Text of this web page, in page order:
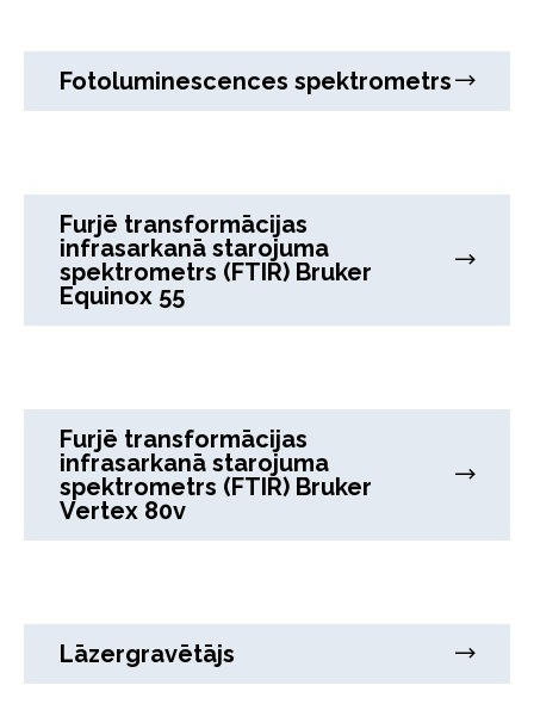
Fotoluminescences spektrometrs
Furjē transformācijas
infrasarkanā starojuma
spektrometrs (FTIR) Bruker
Equinox 55
Furjē transformācijas
infrasarkanā starojuma
spektrometrs (FTIR) Bruker
Vertex 80v
Lāzergravētājs